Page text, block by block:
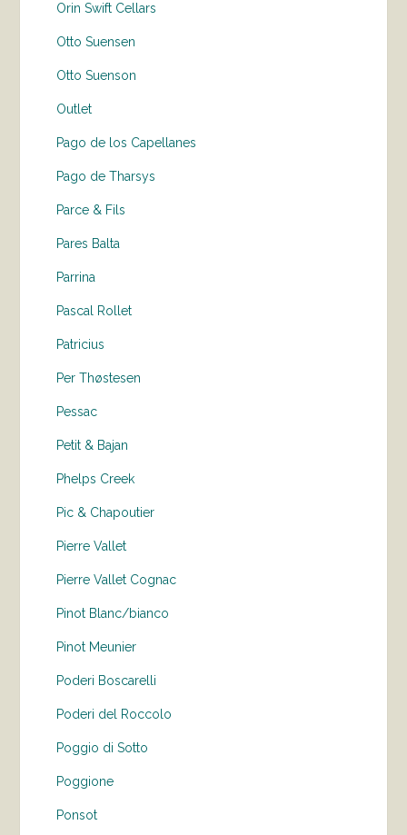
Orin Swift Cellars
Otto Suensen
Otto Suenson
Outlet
Pago de los Capellanes
Pago de Tharsys
Parce & Fils
Pares Balta
Parrina
Pascal Rollet
Patricius
Per Thøstesen
Pessac
Petit & Bajan
Phelps Creek
Pic & Chapoutier
Pierre Vallet
Pierre Vallet Cognac
Pinot Blanc/bianco
Pinot Meunier
Poderi Boscarelli
Poderi del Roccolo
Poggio di Sotto
Poggione
Ponsot